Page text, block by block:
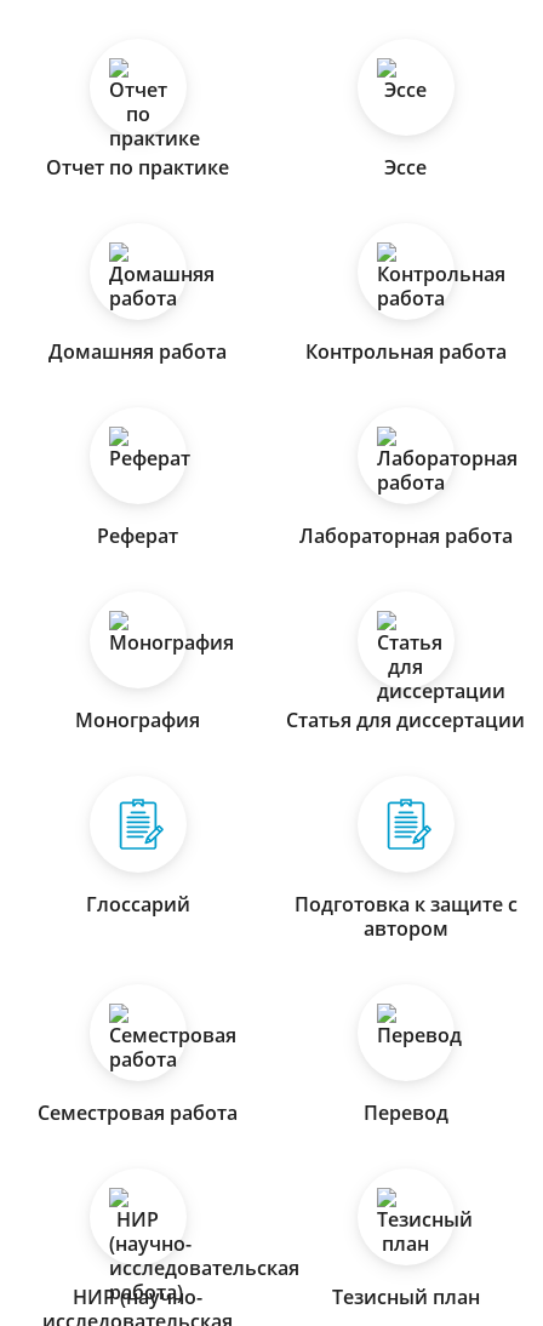
Отчет по практике Эссе
Домашняя работа Контрольная работа
Реферат Лабораторная работа
Монография Статья для диссертации
Глоссарий
Подготовка к защите с
автором
Семестровая работа Перевод
НИР (научно-
Тезисный план